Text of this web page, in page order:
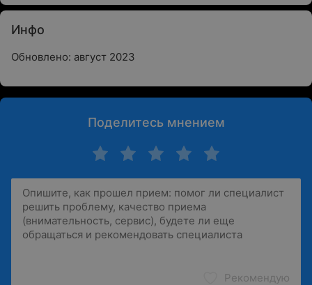
Инфо
Обновлено: август 2023
Поделитесь мнением
Рекомендую